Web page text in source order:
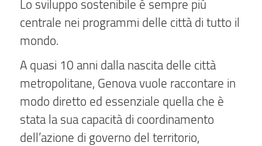
Lo sviluppo sostenibile è sempre più
centrale nei programmi delle città di tutto il
mondo.
A quasi 10 anni dalla nascita delle città
metropolitane, Genova vuole raccontare in
modo diretto ed essenziale quella che è
stata la sua capacità di coordinamento
dell’azione di governo del territorio,